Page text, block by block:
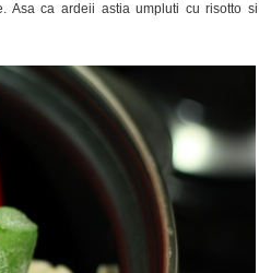
Asa ca ardeii astia umpluti cu risotto si